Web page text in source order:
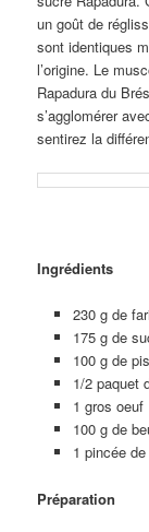
un goût de
sont identiques
l’origine. Le
Rapadura du
s’agglomérer
sentirez la
Ingrédients
230 g de
175 g de
100 g de
1/2 paquet
1 gros oeuf
100 g de
1 pincée
Préparation